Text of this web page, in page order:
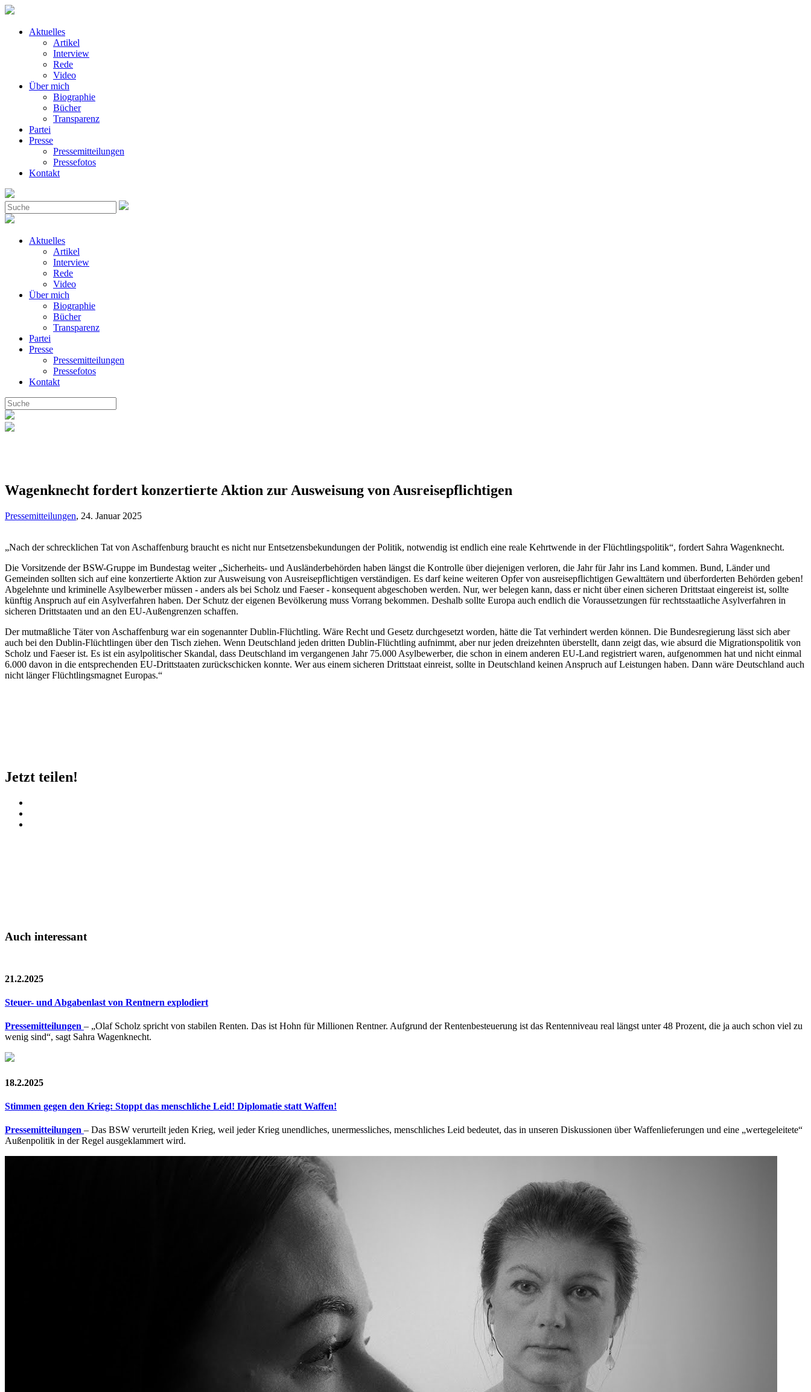
Aktuelles
Artikel
Interview
Rede
Video
Über mich
Biographie
Bücher
Transparenz
Partei
Presse
Pressemitteilungen
Pressefotos
Kontakt
Aktuelles
Artikel
Interview
Rede
Video
Über mich
Biographie
Bücher
Transparenz
Partei
Presse
Pressemitteilungen
Pressefotos
Kontakt
Wagenknecht fordert konzertierte Aktion zur Ausweisung von Ausreisepflichtigen
Pressemitteilungen, 24. Januar 2025
„Nach der schrecklichen Tat von Aschaffenburg braucht es nicht nur Entsetzensbekundungen der Politik, notwendig ist endlich eine reale Kehrtwende in der Flüchtlingspolitik“, fordert Sahra Wagenknecht.
Die Vorsitzende der BSW-Gruppe im Bundestag weiter „Sicherheits- und Ausländerbehörden haben längst die Kontrolle über diejenigen verloren, die Jahr für Jahr ins Land kommen. Bund, Länder und
Gemeinden sollten sich auf eine konzertierte Aktion zur Ausweisung von Ausreisepflichtigen verständigen. Es darf keine weiteren Opfer von ausreisepflichtigen Gewalttätern und überforderten Behörden geben!
Abgelehnte und kriminelle Asylbewerber müssen - anders als bei Scholz und Faeser - konsequent abgeschoben werden. Nur, wer belegen kann, dass er nicht über einen sicheren Drittstaat eingereist ist, sollte
künftig Anspruch auf ein Asylverfahren haben. Der Schutz der eigenen Bevölkerung muss Vorrang bekommen. Deshalb sollte Europa auch endlich die Voraussetzungen für rechtsstaatliche Asylverfahren in
sicheren Drittstaaten und an den EU-Außengrenzen schaffen.
Der mutmaßliche Täter von Aschaffenburg war ein sogenannter Dublin-Flüchtling. Wäre Recht und Gesetz durchgesetzt worden, hätte die Tat verhindert werden können. Die Bundesregierung lässt sich aber
auch bei den Dublin-Flüchtlingen über den Tisch ziehen. Wenn Deutschland jeden dritten Dublin-Flüchtling aufnimmt, aber nur jeden dreizehnten überstellt, dann zeigt das, wie absurd die Migrationspolitik von
Scholz und Faeser ist. Es ist ein asylpolitischer Skandal, dass Deutschland im vergangenen Jahr 75.000 Asylbewerber, die schon in einem anderen EU-Land registriert waren, aufgenommen hat und nicht einmal
6.000 davon in die entsprechenden EU-Drittstaaten zurückschicken konnte. Wer aus einem sicheren Drittstaat einreist, sollte in Deutschland keinen Anspruch auf Leistungen haben. Dann wäre Deutschland auch
nicht länger Flüchtlingsmagnet Europas.“
Jetzt teilen!
Auch interessant
21.2.2025
Steuer- und Abgabenlast von Rentnern explodiert
Pressemitteilungen – „Olaf Scholz spricht von stabilen Renten. Das ist Hohn für Millionen Rentner. Aufgrund der Rentenbesteuerung ist das Rentenniveau real längst unter 48 Prozent, die ja auch schon viel zu
wenig sind“, sagt Sahra Wagenknecht.
18.2.2025
Stimmen gegen den Krieg: Stoppt das menschliche Leid! Diplomatie statt Waffen!
Pressemitteilungen – Das BSW verurteilt jeden Krieg, weil jeder Krieg unendliches, unermessliches, menschliches Leid bedeutet, das in unseren Diskussionen über Waffenlieferungen und eine „wertegeleitete“
Außenpolitik in der Regel ausgeklammert wird.